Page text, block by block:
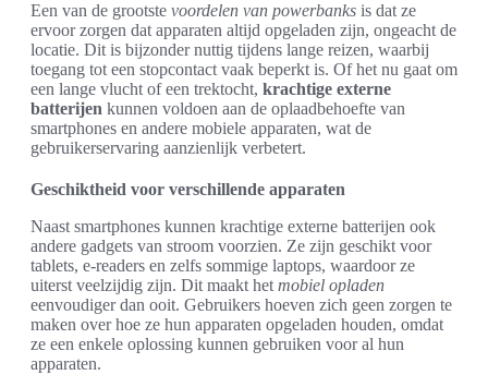
Een van de grootste voordelen van powerbanks is dat ze
ervoor zorgen dat apparaten altijd opgeladen zijn, ongeacht de
locatie. Dit is bijzonder nuttig tijdens lange reizen, waarbij
toegang tot een stopcontact vaak beperkt is. Of het nu gaat om
een lange vlucht of een trektocht, krachtige externe
batterijen kunnen voldoen aan de oplaadbehoefte van
smartphones en andere mobiele apparaten, wat de
gebruikerservaring aanzienlijk verbetert.
Geschiktheid voor verschillende apparaten
Naast smartphones kunnen krachtige externe batterijen ook
andere gadgets van stroom voorzien. Ze zijn geschikt voor
tablets, e-readers en zelfs sommige laptops, waardoor ze
uiterst veelzijdig zijn. Dit maakt het mobiel opladen
eenvoudiger dan ooit. Gebruikers hoeven zich geen zorgen te
maken over hoe ze hun apparaten opgeladen houden, omdat
ze een enkele oplossing kunnen gebruiken voor al hun
apparaten.